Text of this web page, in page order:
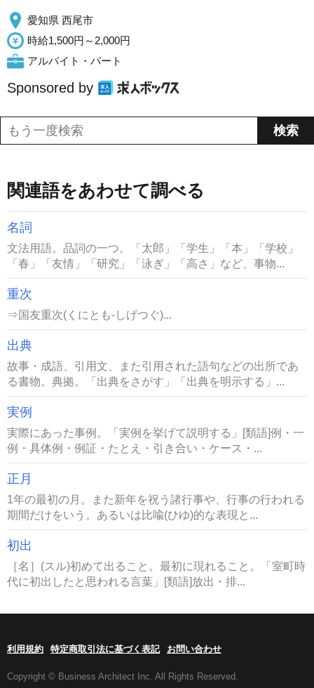
愛知県 西尾市
時給1,500円～2,000円
アルバイト・パート
Sponsored by
関連語をあわせて調べる
名詞
文法用語。品詞の一つ。「太郎」「学生」「本」「学校」
「春」「友情」「研究」「泳ぎ」「高さ」など、事物...
重次
⇒国友重次(くにとも-しげつぐ)...
出典
故事・成語、引用文、また引用された語句などの出所であ
る書物。典拠。「出典をさがす」「出典を明示する」...
実例
実際にあった事例。「実例を挙げて説明する」[類語]例・一
例・具体例・例証・たとえ・引き合い・ケース・...
正月
1年の最初の月。また新年を祝う諸行事や、行事の行われる
期間だけをいう。あるいは比喩(ひゆ)的な表現と...
初出
［名］(スル)初めて出ること。最初に現れること。「室町時
代に初出したと思われる言葉」[類語]放出・排...
利用規約 特定商取引法に基づく表記 お問い合わせ
Copyright © Business Architect Inc. All Rights Reserved.